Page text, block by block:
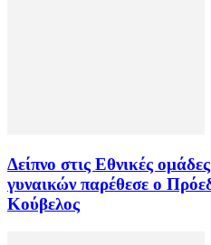
Δείπνο στις Εθνικές
γυναικών παρέθεσε ο
Κούβελος